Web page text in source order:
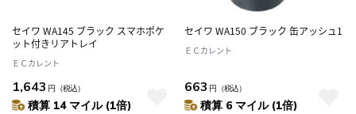
セイワ WA145 ブラック スマホポケ
ット付きリアトレイ
ＥＣカレント
1,643 円 （税込）
積算 14 マイル (1倍)
セイワ WA150 ブラック 缶アッシュ1
ＥＣカレント
663 円 （税込）
積算 6 マイル (1倍)